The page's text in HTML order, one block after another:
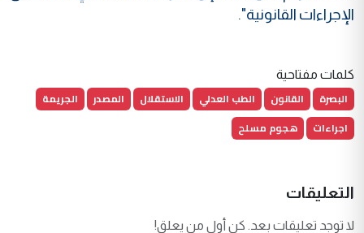
الإجراءات القانونية".
كلمات مفتاحية
البصرة القانون الطب العدلي الاستقلال المصدر
الجريمة
اجراءات
هجوم مسلح
التعليقات
لا توجد تعليقات بعد. كن أول من يعلق!